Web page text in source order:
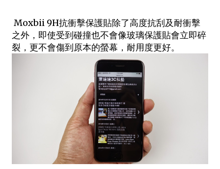
Moxbii 9H抗衝擊保護貼除了高度抗刮及耐衝擊
之外，即使受到碰撞也不會像玻璃保護貼會立即碎
裂，更不會傷到原本的螢幕，耐用度更好。